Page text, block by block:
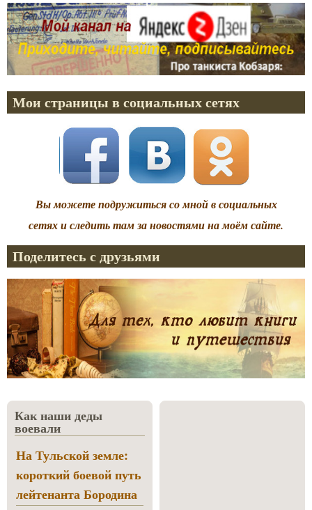
Мои страницы в социальных сетях
Вы можете подружиться со мной в социальных
сетях и следить там за новостями на моём сайте.
Поделитесь с друзьями
Как наши деды
воевали
На Тульской земле:
короткий боевой путь
лейтенанта Бородина